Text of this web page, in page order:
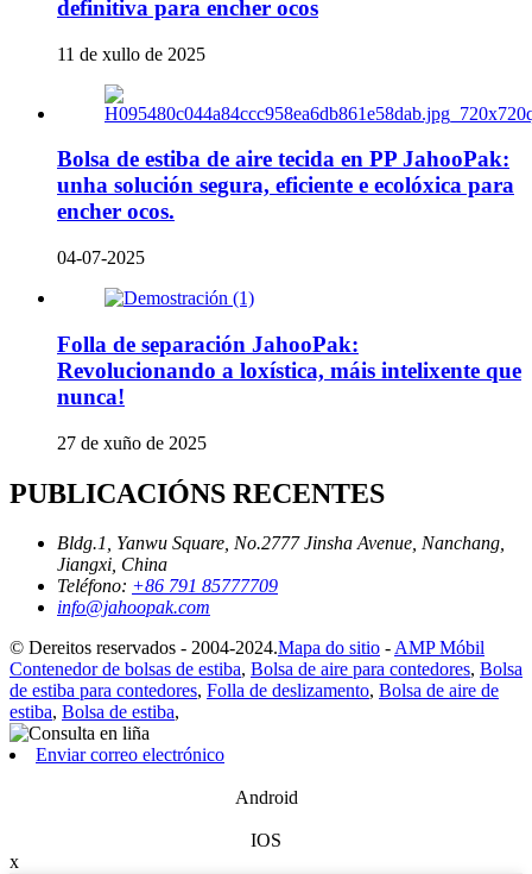
definitiva para encher ocos
11 de xullo de 2025
Bolsa de estiba de aire tecida en PP JahooPak:
unha solución segura, eficiente e ecolóxica para
encher ocos.
04-07-2025
Folla de separación JahooPak:
Revolucionando a loxística, máis intelixente que
nunca!
27 de xuño de 2025
PUBLICACIÓNS RECENTES
Bldg.1, Yanwu Square, No.2777 Jinsha Avenue, Nanchang,
Jiangxi, China
Teléfono: +86 791 85777709
info@jahoopak.com
© Dereitos reservados - 2004-2024.Mapa do sitio -AMP Móbil
Contenedor de bolsas de estiba, Bolsa de aire para contedores, Bolsa
de estiba para contedores, Folla de deslizamento, Bolsa de aire de
estiba, Bolsa de estiba,
Enviar correo electrónico
Android
IOS
x